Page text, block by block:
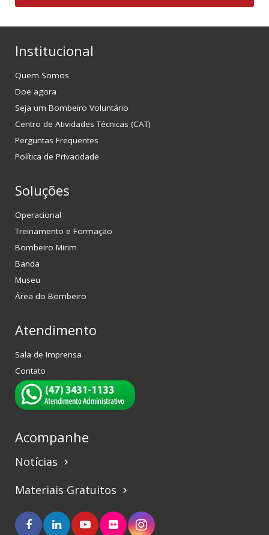
Institucional
Quem Somos
Doe agora
Seja um Bombeiro Voluntário
Centro de Atividades Técnicas (CAT)
Perguntas Frequentes
Política de Privacidade
Soluções
Operacional
Treinamento e Formação
Bombeiro Mirim
Banda
Museu
Área do Bombeiro
Atendimento
Sala de Imprensa
Contato
Acompanhe
Notícias keyboard_arrow_right
Materiais Gratuitos keyboard_arrow_right